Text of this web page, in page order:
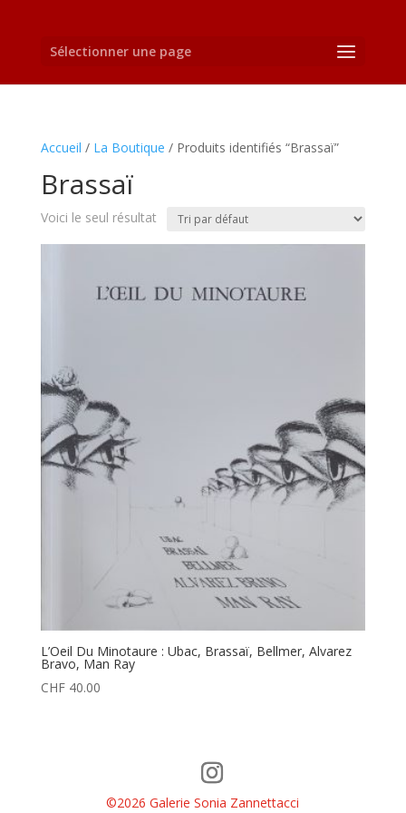
Sélectionner une page
Accueil / La Boutique / Produits identifiés “Brassaï”
Brassaï
Voici le seul résultat
L’Oeil Du Minotaure : Ubac, Brassaï, Bellmer, Alvarez
Bravo, Man Ray
CHF40.00
©2026 Galerie Sonia Zannettacci